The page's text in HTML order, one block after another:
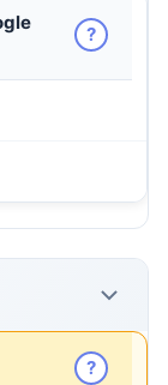
?
?